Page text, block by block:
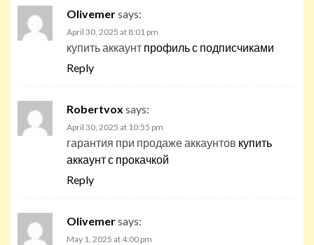
Olivemersays:
April 30, 2025 at 8:01 pm
купить аккаунт профиль с подписчиками
Reply
Robertvox says:
April 30, 2025 at 10:55 pm
гарантия при продаже аккаунтов купить
аккаунт с прокачкой
Reply
Olivemersays:
May 1, 2025 at 4:00 pm